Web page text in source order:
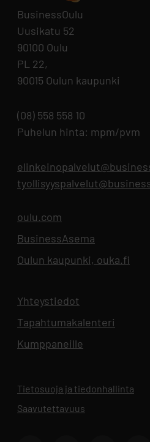
BusinessOulu
Uusikatu 52
90100 Oulu
PL 22,
90015 Oulun kaupunki
(08) 558 558 10
Puhelun hinta: mpm/pvm
oulu.com
BusinessAsema
Oulun kaupunki, ouka.fi
Yhteystiedot
Tapahtumakalenteri
Kumppaneille
Tietosuoja ja tiedonhallinta
Saavutettavuus